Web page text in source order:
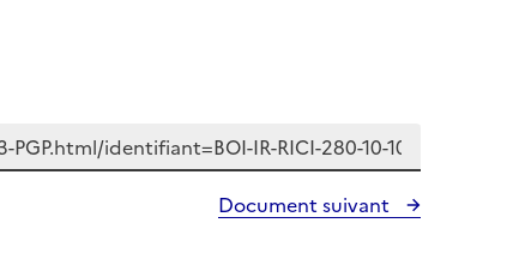
Document suivant